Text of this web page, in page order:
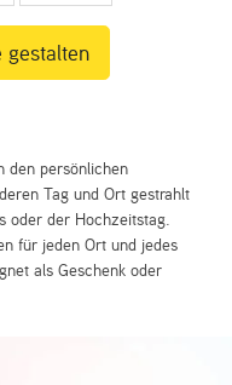
den persönlichen
Tag und Ort gestrahlt
oder der Hochzeitstag.
für jeden Ort und jedes
als Geschenk oder